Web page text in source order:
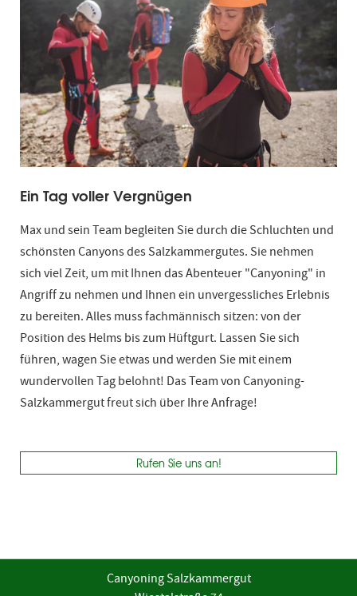
Ein Tag voller Vergnügen
Max und sein Team begleiten Sie durch die Schluchten und
schönsten Canyons des Salzkammergutes. Sie nehmen
sich viel Zeit, um mit Ihnen das Abenteuer "Canyoning" in
Angriff zu nehmen und Ihnen ein unvergessliches Erlebnis
zu bereiten. Alles muss fachmännisch sitzen: von der
Position des Helms bis zum Hüftgurt. Lassen Sie sich
führen, wagen Sie etwas und werden Sie mit einem
wundervollen Tag belohnt! Das Team von Canyoning-
Salzkammergut freut sich über Ihre Anfrage!
Rufen Sie uns an!
Canyoning Salzkammergut